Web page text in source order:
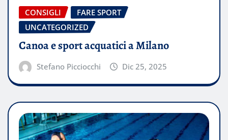
CONSIGLI
FARE SPORT
UNCATEGORIZED
Canoa e sport acquatici a Milano
Stefano Picciocchi Dic 25, 2025